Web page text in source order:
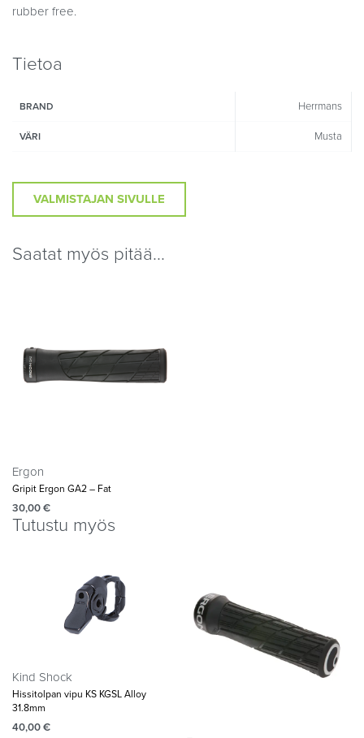
rubber free.
Tietoa
BRAND Herrmans
VÄRI Musta
VALMISTAJAN SIVULLE
Saatat myös pitää...
Ergon
Gripit Ergon GA2 – Fat
30,00€
Tutustu myös
Kind Shock
Hissitolpan vipu KS KGSL Alloy
31.8mm
40,00€